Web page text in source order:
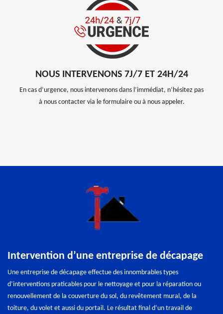
NOUS INTERVENONS 7J/7 ET 24H/24
En cas d’urgence, nous intervenons dans l’immédiat, n’hésitez pas
à nous contacter via le formulaire ou à nous appeler.
Intervention d’une entreprise de décapage
Une entreprise de décapage effectue des innombrables types
d’interventions praticables pour le nettoyage et pour la réparation ou
renouvellement de la couverture du sol, du revêtement mural, de la
toiture, du volet et aussi du portail. Le résultat final d’un travail de